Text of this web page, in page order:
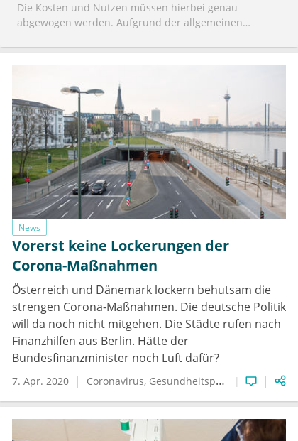
Die Kosten und Nutzen müssen hierbei genau
abgewogen werden. Aufgrund der allgemeinen
wenigstens nicht an Freiwilligen fehlen.
News
Vorerst keine Lockerungen der
Corona-Maßnahmen
Österreich und Dänemark lockern behutsam die
strengen Corona-Maßnahmen. Die deutsche Politik
will da noch nicht mitgehen. Die Städte rufen nach
Finanzhilfen aus Berlin. Hätte der
Bundesfinanzminister noch Luft dafür?
7. Apr. 2020 Coronavirus Gesundheitspolitik